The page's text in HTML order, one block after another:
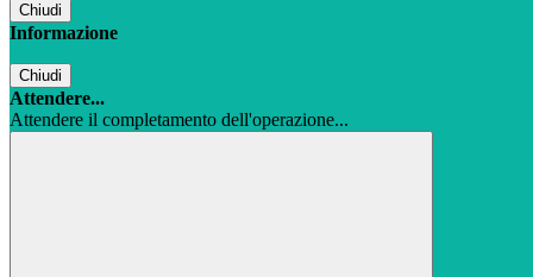
Chiudi
Informazione
Chiudi
Attendere...
Attendere il completamento dell'operazione...